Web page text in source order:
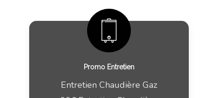
Promo Entretien
Entretien Chaudière Gaz